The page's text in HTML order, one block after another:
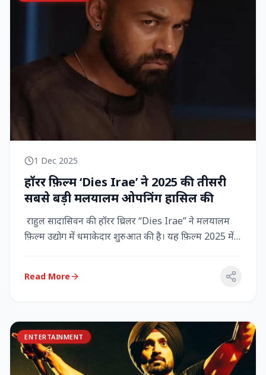
1 Dec 2025
हॉरर फ़िल्म ‘Dies Irae’ ने 2025 की तीसरी
सबसे बड़ी मलयालम ओपनिंग हासिल की
राहुल सादासिवन की हॉरर थ्रिलर “Dies Irae” ने मलयालम
फ़िल्म उद्योग में धमाकेदार शुरुआत की है। यह फ़िल्म 2025 में
Read More
ENTERTAINMENT